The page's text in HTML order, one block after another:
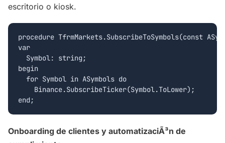
escritorio o kiosk.
procedure TfrmMarkets.SubscribeToSymbols(const
var
  Symbol: string;
begin
  for Symbol in ASymbols do
    Binance.SubscribeTicker(Symbol.ToLower);
Onboarding de clientes y automatizaciÃ³n de